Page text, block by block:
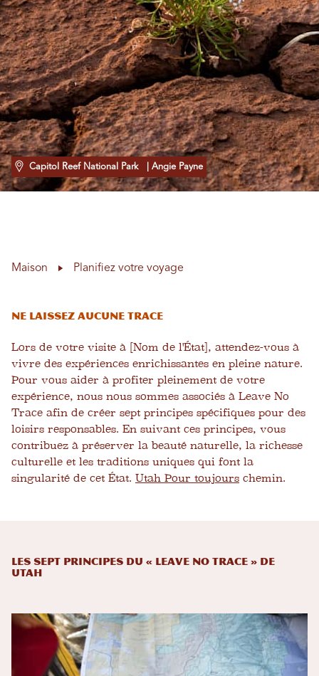
Capitol Reef National Park | Angie Payne
Maison Planifiez votre voyage
Ne laissez aucune trace
Lors de votre visite à [Nom de l'État], attendez-vous à
vivre des expériences enrichissantes en pleine nature.
Pour vous aider à profiter pleinement de votre
expérience, nous nous sommes associés à Leave No
Trace afin de créer sept principes spécifiques pour des
loisirs responsables. En suivant ces principes, vous
contribuez à préserver la beauté naturelle, la richesse
culturelle et les traditions uniques qui font la
singularité de cet État. Utah Pour toujours chemin.
Les sept principes du « Leave No Trace » de
Utah